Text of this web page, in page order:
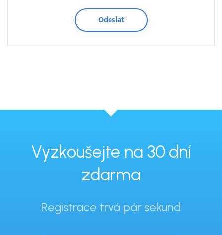
Vyzkoušejte na 30 dní
zdarma
Registrace trvá pár sekund